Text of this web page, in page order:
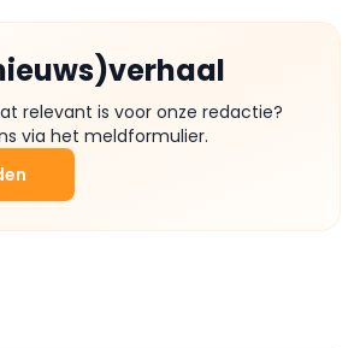
relevant is voor onze redactie?
via het meldformulier.